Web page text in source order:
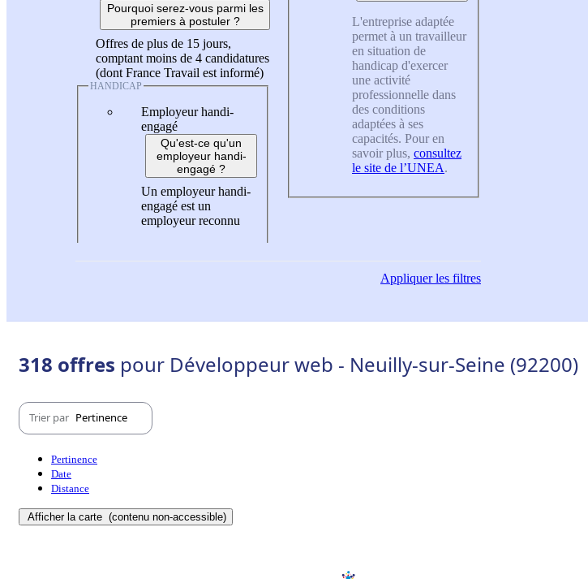
Pourquoi serez-vous parmi les
premiers à postuler ?
Offres de plus de 15 jours,
comptant moins de 4 candidatures
(dont France Travail est informé)
HANDICAP
Employeur handi-
engagé
Qu'est-ce qu'un
employeur handi-
engagé ?
Un employeur handi-
engagé est un
employeur reconnu
L'entreprise adaptée
permet à un travailleur
en situation de
handicap d'exercer
une activité
professionnelle dans
des conditions
adaptées à ses
capacités. Pour en
savoir plus, consultez
le site de l’UNEA.
Appliquerles filtres
318 offres pour Développeur web - Neuilly-sur-Seine (92200)
Trier par Pertinence
Pertinence
Date
Distance
Afficher la carte (contenu non-accessible)